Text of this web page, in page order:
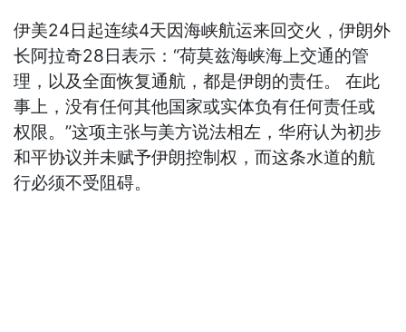
伊美24日起连续4天因海峡航运来回交火，伊朗外
长阿拉奇28日表示：“荷莫兹海峡海上交通的管
理，以及全面恢复通航，都是伊朗的责任。 在此
事上，没有任何其他国家或实体负有任何责任或
权限。”这项主张与美方说法相左，华府认为初步
和平协议并未赋予伊朗控制权，而这条水道的航
行必须不受阻碍。